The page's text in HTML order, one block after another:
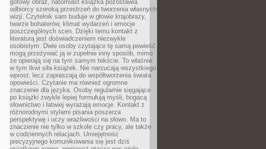
gotowy obraz, natomiast książka pozostawia
odbiorcy szeroką przestrzeń do tworzenia własnych
wizji. Czytelnik sam buduje w głowie krajobrazy,
twarze bohaterów, klimat wydarzeń i emocje
poszczególnych scen. Dzięki temu kontakt z
literaturą jest doświadczeniem niezwykle
osobistym. Dwie osoby czytające tę samą powieść
mogą przeżywać ją w zupełnie inny sposób, mimo
że opierają się na tym samym tekście. To właśnie
w tym tkwi siła książek. Nie narzucają wszystkiego
wprost, lecz zapraszają do współtworzenia świata
opowieści. Czytanie ma również ogromne
znaczenie dla języka. Osoby regularnie sięgające
po książki zwykle lepiej formułują myśli, bogacą
słownictwo i łatwiej wyrażają emocje. Kontakt z
różnorodnymi stylami pisania poszerza
perspektywę i uczy wrażliwości na słowo. Ma to
znaczenie nie tylko w szkole czy pracy, ale także
w codziennych relacjach. Umiejętność
precyzyjnego komunikowania się jest dziś